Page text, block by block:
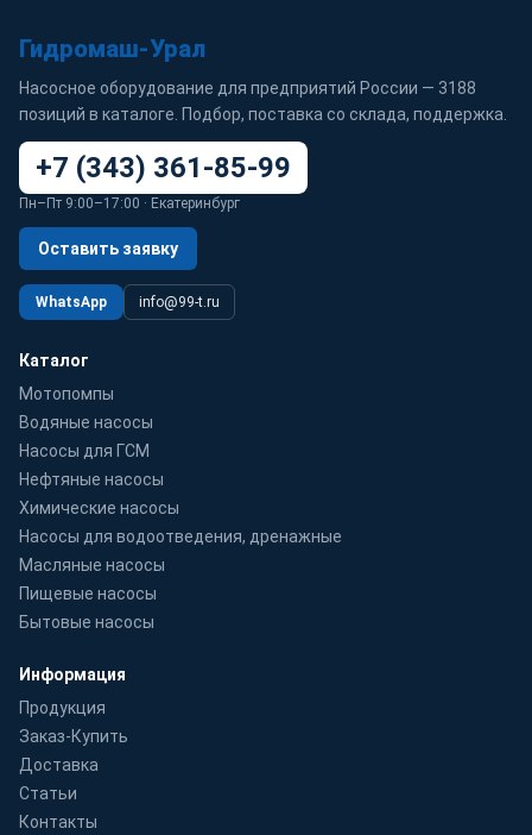
Гидромаш-Урал
Насосное оборудование для предприятий России — 3188
позиций в каталоге. Подбор, поставка со склада, поддержка.
+7 (343) 361-85-99
Пн–Пт 9:00–17:00 · Екатеринбург
Оставить заявку
WhatsApp info@99-t.ru
Каталог
Мотопомпы
Водяные насосы
Насосы для ГСМ
Нефтяные насосы
Химические насосы
Насосы для водоотведения, дренажные
Масляные насосы
Пищевые насосы
Бытовые насосы
Информация
Продукция
Заказ-Купить
Доставка
Статьи
Контакты